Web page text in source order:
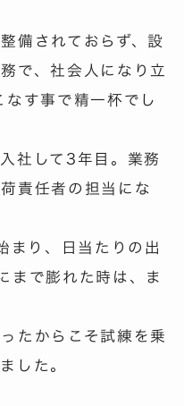
備されておらず、設
で、社会人になり立
す事で精一杯でし
社して3年目。業務
責任者の担当にな
まり、日当たりの出
まで膨れた時は、ま
たからこそ試練を乗
した。